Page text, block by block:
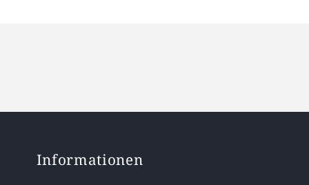
Informationen